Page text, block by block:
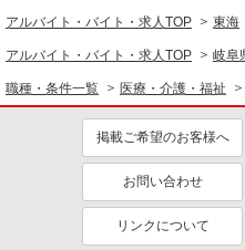
アルバイト・バイト・求人TOP 東海
アルバイト・バイト・求人TOP 岐阜
職種・条件一覧 医療・介護・福祉
掲載ご希望のお客様へ
お問い合わせ
リンクについて